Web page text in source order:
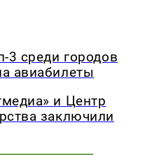
3 среди городов
авиабилеты
и Центр
заключили